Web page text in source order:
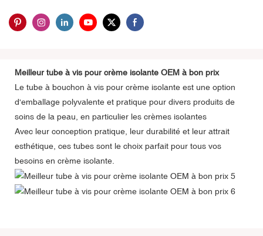
Meilleur tube à vis pour crème isolante OEM à bon prix
Le tube à bouchon à vis pour crème isolante est une option
d'emballage polyvalente et pratique pour divers produits de
soins de la peau, en particulier les crèmes isolantes
Avec leur conception pratique, leur durabilité et leur attrait
esthétique, ces tubes sont le choix parfait pour tous vos
besoins en crème isolante.